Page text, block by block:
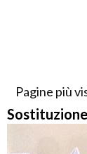
Pagine più